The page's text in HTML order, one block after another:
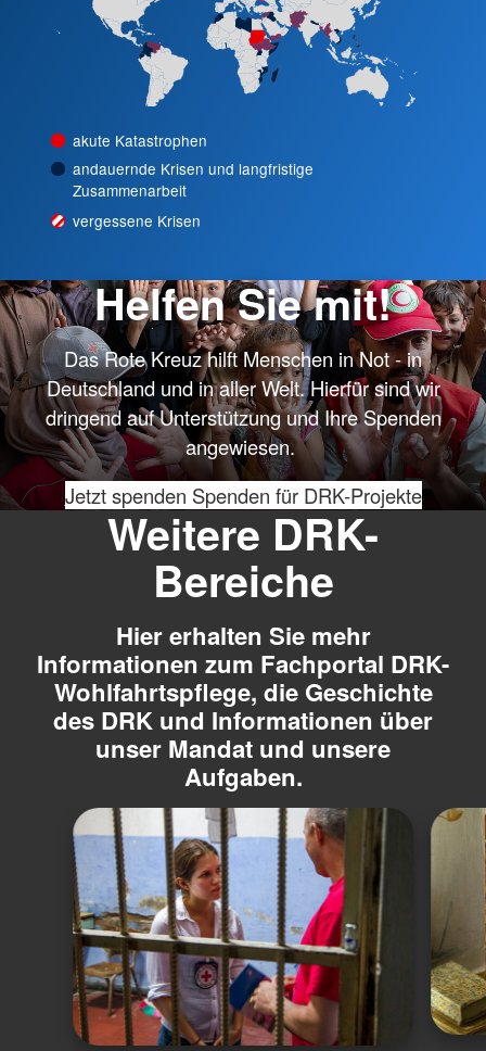
akute Katastrophen
andauernde Krisen und langfristige
Zusammenarbeit
vergessene Krisen
Helfen Sie mit!
Das Rote Kreuz hilft Menschen in Not - in
Deutschland und in aller Welt. Hierfür sind wir
dringend auf Unterstützung und Ihre Spenden
angewiesen.
Jetzt spenden Spenden für DRK-Projekte
Weitere DRK-
Bereiche
Hier erhalten Sie mehr
Informationen zum Fachportal DRK-
Wohlfahrtspflege, die Geschichte
des DRK und Informationen über
unser Mandat und unsere
Aufgaben.